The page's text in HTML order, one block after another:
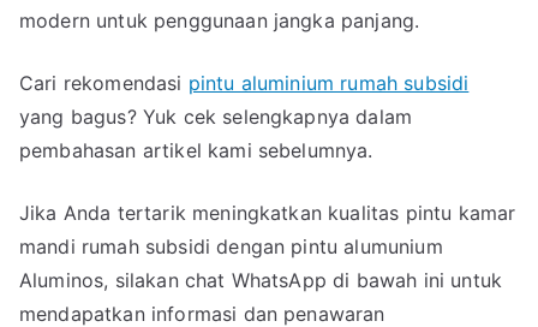
modern untuk penggunaan jangka panjang.
Cari rekomendasi pintu aluminium rumah subsidi
yang bagus? Yuk cek selengkapnya dalam
pembahasan artikel kami sebelumnya.
Jika Anda tertarik meningkatkan kualitas pintu kamar
mandi rumah subsidi dengan pintu alumunium
Aluminos, silakan chat WhatsApp di bawah ini untuk
mendapatkan informasi dan penawaran